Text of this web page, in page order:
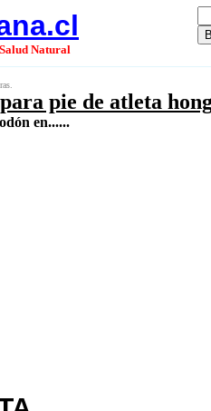
Natural
pie de atleta
en......